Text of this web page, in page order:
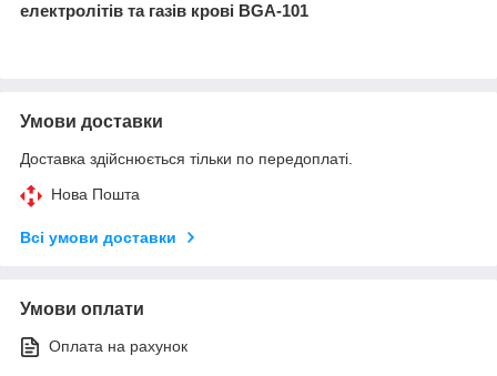
електролітів та газів крові BGA-101
Умови доставки
Доставка здійснюється тільки по передоплаті.
Нова Пошта
Всі умови доставки
Умови оплати
Оплата на рахунок